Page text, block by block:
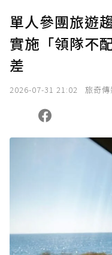
單人參團旅遊
實施「領隊不
差
2026-07-31 21:02 旅奇